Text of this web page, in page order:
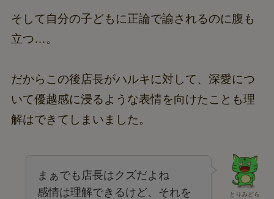
そして自分の子どもに正論で諭されるのに腹も
立つ…。
だからこの後店長がハルキに対して、深愛につ
いて優越感に浸るような表情を向けたことも理
解はできてしまいました。
とりみどら
まぁでも店長はクズだよね
感情は理解できるけど、それを